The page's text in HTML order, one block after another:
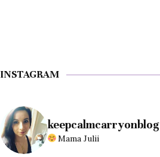
INSTAGRAM
keepcalmcarryonblog
Mama Julii